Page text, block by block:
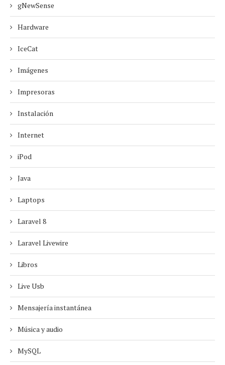
gNewSense
Hardware
IceCat
Imágenes
Impresoras
Instalación
Internet
iPod
Java
Laptops
Laravel 8
Laravel Livewire
Libros
Live Usb
Mensajería instantánea
Música y audio
MySQL